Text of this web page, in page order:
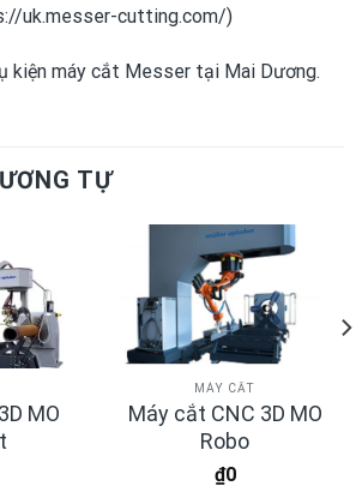
uk.messer-cutting.com/)
kiện máy cắt Messer tại Mai Dương.
TỰ
MO
MÁY CẮT
Máy cắt CNC 3D MO
Robo
₫0